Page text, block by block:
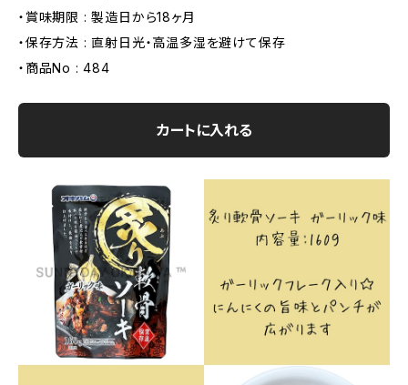
・賞味期限 : 製造日から18ヶ月
・保存方法 : 直射日光・高温多湿を避けて保存
・商品No : 484
カートに入れる